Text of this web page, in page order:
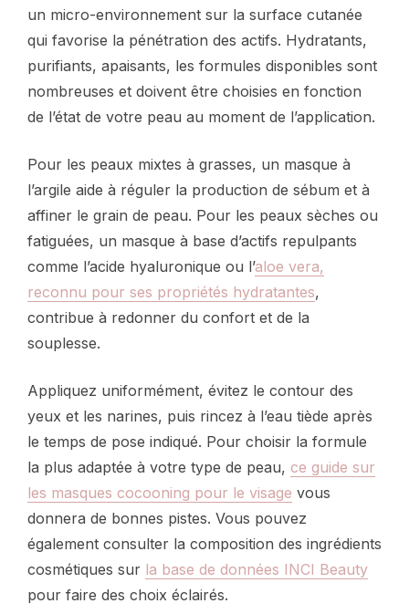
un micro-environnement sur la surface cutanée
qui favorise la pénétration des actifs. Hydratants,
purifiants, apaisants, les formules disponibles sont
nombreuses et doivent être choisies en fonction
de l’état de votre peau au moment de l’application.
Pour les peaux mixtes à grasses, un masque à
l’argile aide à réguler la production de sébum et à
affiner le grain de peau. Pour les peaux sèches ou
fatiguées, un masque à base d’actifs repulpants
comme l’acide hyaluronique ou l’aloe vera,
reconnu pour ses propriétés hydratantes,
contribue à redonner du confort et de la
souplesse.
Appliquez uniformément, évitez le contour des
yeux et les narines, puis rincez à l’eau tiède après
le temps de pose indiqué. Pour choisir la formule
la plus adaptée à votre type de peau, ce guide sur
les masques cocooning pour le visage vous
donnera de bonnes pistes. Vous pouvez
également consulter la composition des ingrédients
cosmétiques sur la base de données INCI Beauty
pour faire des choix éclairés.